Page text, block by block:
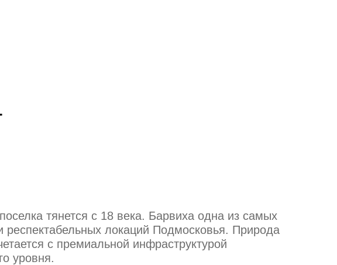
тянется с 18 века. Барвиха одна из самых
респектабельных локаций Подмосковья. Природа
с премиальной инфраструктурой
уровня.